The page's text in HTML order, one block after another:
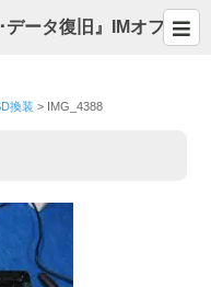
ータ復旧』IMオフ
換装 > IMG_4388